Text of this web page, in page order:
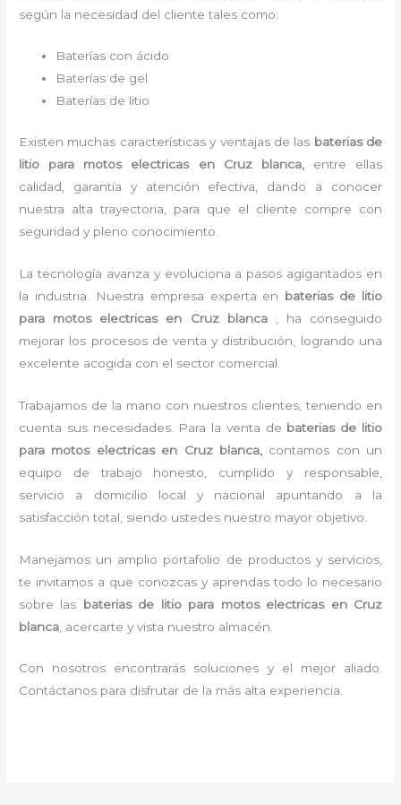
según la necesidad del cliente tales como:
Baterías con ácido
Baterías de gel
Baterías de litio
Existen muchas características y ventajas de las baterias de
litio para motos electricasen Cruz blanca,
entre ellas
calidad, garantía y atención efectiva, dando a conocer
nuestra alta trayectoria, para que el cliente compre con
seguridad y pleno conocimiento.
La tecnología avanza y evoluciona a pasos agigantados en
la industria. Nuestra empresa experta en baterias de litio
para motos electricas en Cruz blanca
, ha conseguido
mejorar los procesos de venta y distribución, logrando una
excelente acogida con el sector comercial.
Trabajamos de la mano con nuestros clientes, teniendo en
cuenta sus necesidades. Para la venta de baterias de litio
para motos electricas en Cruz blanca, contamos con un
equipo de trabajo honesto, cumplido y responsable,
servicio a domicilio local y nacional apuntando a la
satisfacción total, siendo ustedes nuestro mayor objetivo.
Manejamos un amplio portafolio de productos y servicios,
te invitamos a que conozcas y aprendas todo lo necesario
sobre las baterias de litio para motos electricas en Cruz
blanca , acercarte y vista nuestro almacén.
Con nosotros encontrarás soluciones y el mejor aliado.
Contáctanos para disfrutar de la más alta experiencia.